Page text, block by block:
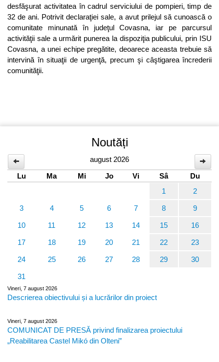
desfăşurat activitatea în cadrul serviciului de pompieri, timp de
32 de ani. Potrivit declaraţiei sale, a avut prilejul să cunoască o
comunitate minunată în judeţul Covasna, iar pe parcursul
activităţii sale a urmărit punerea la dispoziţia publicului, prin ISU
Covasna, a unei echipe pregătite, deoarece aceasta trebuie să
intervină în situaţii de urgenţă, precum şi câştigarea încrederii
comunităţii.
Noutăți
august 2026
Lu
Ma Mi Jo Vi Sâ
Du
1
2
3 4 5 6 7 8 9
10 11 12 13 14 15 16
17 18 19 20 21 22 23
24 25 26 27 28 29 30
31
Vineri, 7 august 2026
Descrierea obiectivului și a lucrărilor din proiect
Vineri, 7 august 2026
COMUNICAT DE PRESĂ privind finalizarea proiectului
„Reabilitarea Castel Mikó din Olteni”